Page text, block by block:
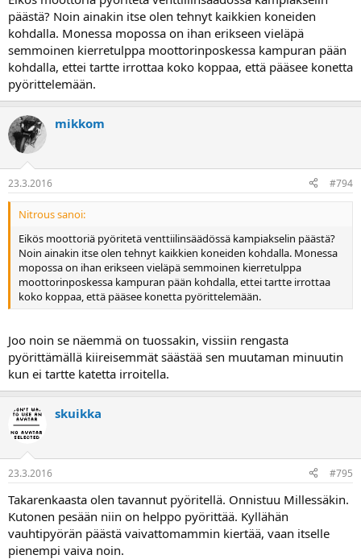
päästä? Noin ainakin itse olen tehnyt kaikkien koneiden
kohdalla. Monessa mopossa on ihan erikseen vieläpä
semmoinen kierretulppa moottorinposkessa kampuran pään
kohdalla, ettei tartte irrottaa koko koppaa, että pääsee konetta
pyörittelemään.
mikkom
23.3.2016 #794
Nitrous sanoi:
Eikös moottoriä pyöritetä venttiilinsäädössä kampiakselin päästä?
Noin ainakin itse olen tehnyt kaikkien koneiden kohdalla. Monessa
mopossa on ihan erikseen vieläpä semmoinen kierretulppa
moottorinposkessa kampuran pään kohdalla, ettei tartte irrottaa
koko koppaa, että pääsee konetta pyörittelemään.
Joo noin se näemmä on tuossakin, vissiin rengasta
pyörittämällä kiireisemmät säästää sen muutaman minuutin
kun ei tartte katetta irroitella.
skuikka
23.3.2016 #795
Takarenkaasta olen tavannut pyöritellä. Onnistuu Millessäkin.
Kutonen pesään niin on helppo pyörittää. Kyllähän
vauhtipyörän päästä vaivattomammin kiertää, vaan itselle
pienempi vaiva noin.